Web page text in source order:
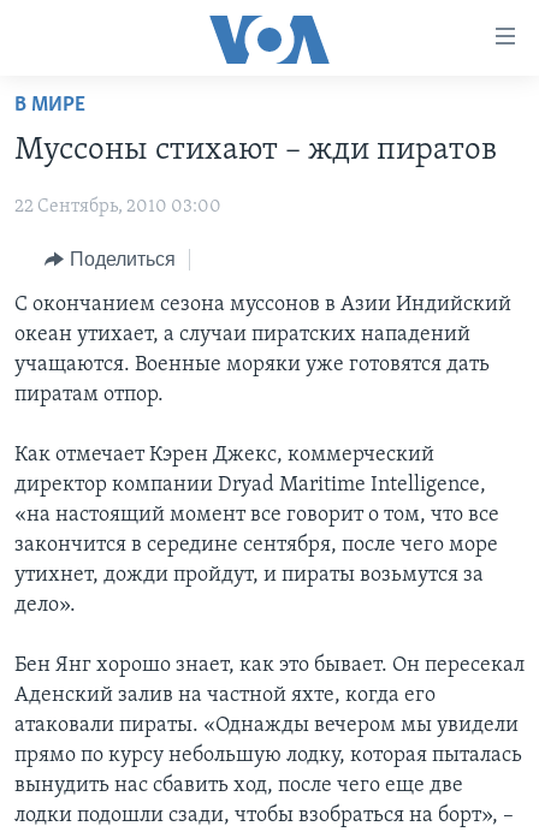
Перейти
основной
Перейти
навигации
Перейти
поиск
ПРОГРАММЫ
АМЕРИКА
НОВОСТИ ЗА МИНУТУ
ИТОГИ
ПОЧЕМУ ЭТО ВАЖНО?
ДИСКУССИЯ VOA
НЬЮ-ЙОРК NEW YORK
АМЕРИКА. БОЛЬШОЕ ПУТЕШЕСТВИЕ
ПРОЕКТЫ
УЧИМ АНГЛИЙСКИЙ
НАША АМЕРИКАНСКАЯ ИСТОРИЯ
А КАК В АМЕРИКЕ?
АРТЕФАКТЫ
ЭКСПЕРТИЗА
ИНТЕРВЬЮ
ФАКТЫ ПРОТИВ ФЕЙКОВ
ЗА СВОБОДУ ПРЕССЫ
ВИДЕО
ПОДПИСКА НА НОВОСТИ
Learning English
Языки
В МИРЕ
Муссоны стихают – жди пиратов
22 Сентябрь, 2010 03:00
Поделиться
С окончанием сезона муссонов в Азии Индийский
океан утихает, а случаи пиратских нападений
учащаются. Военные моряки уже готовятся дать
пиратам отпор.
Как отмечает Кэрен Джекс, коммерческий
директор компании Dryad Maritime Intelligence,
«на настоящий момент все говорит о том, что все
закончится в середине сентября, после чего море
утихнет, дожди пройдут, и пираты возьмутся за
дело».
Бен Янг хорошо знает, как это бывает. Он пересекал
Аденский залив на частной яхте, когда его
атаковали пираты. «Однажды вечером мы увидели
прямо по курсу небольшую лодку, которая пыталась
вынудить нас сбавить ход, после чего еще две
лодки подошли сзади, чтобы взобраться на борт», –